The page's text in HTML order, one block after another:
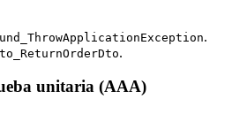
.
.
unitaria (AAA)